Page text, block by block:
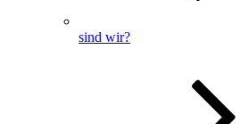
sind wir?